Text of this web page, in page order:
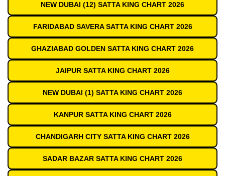
NEW DUBAI (12) SATTA KING CHART 2026
FARIDABAD SAVERA SATTA KING CHART 2026
GHAZIABAD GOLDEN SATTA KING CHART 2026
JAIPUR SATTA KING CHART 2026
NEW DUBAI (1) SATTA KING CHART 2026
KANPUR SATTA KING CHART 2026
CHANDIGARH CITY SATTA KING CHART 2026
SADAR BAZAR SATTA KING CHART 2026